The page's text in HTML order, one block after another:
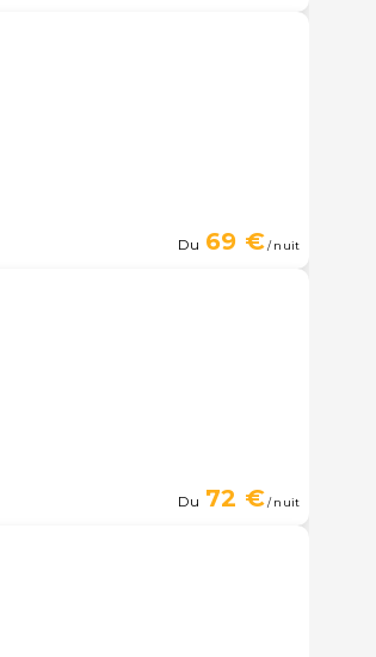
Du 69 €/ nuit
Du 72 €/ nuit